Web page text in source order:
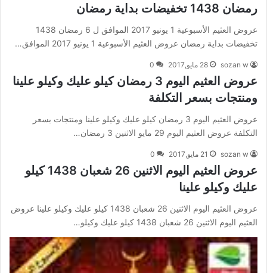
رمضان 1438 تخفيضات بداية رمضان
عروض العثيم الأسبوعية 1 يونيو 2017 الموافق ل 6 رمضان 1438
تخفيضات بداية رمضان عروض العثيم الأسبوعية 1 يونيو 2017 الموافق…
sozan w 28 مايو,2017 0
عروض العثيم اليوم 3 رمضان كيلو عليك وكيلو علينا
ومنتجات بسعر التكلفة
عروض العثيم اليوم 3 رمضان كيلو عليك وكيلو علينا ومنتجات بسعر
التكلفة عروض العثيم اليوم 29 مايو الاثنين 3 رمضان…
sozan w 21 مايو,2017 0
عروض العثيم اليوم الاثنين 26 شعبان 1438 كيلو
عليك وكيلو علينا
عروض العثيم اليوم الاثنين 26 شعبان 1438 كيلو عليك وكيلو علينا عروض
العثيم اليوم الاثنين 26 شعبان 1438 كيلو عليك وكيلو…